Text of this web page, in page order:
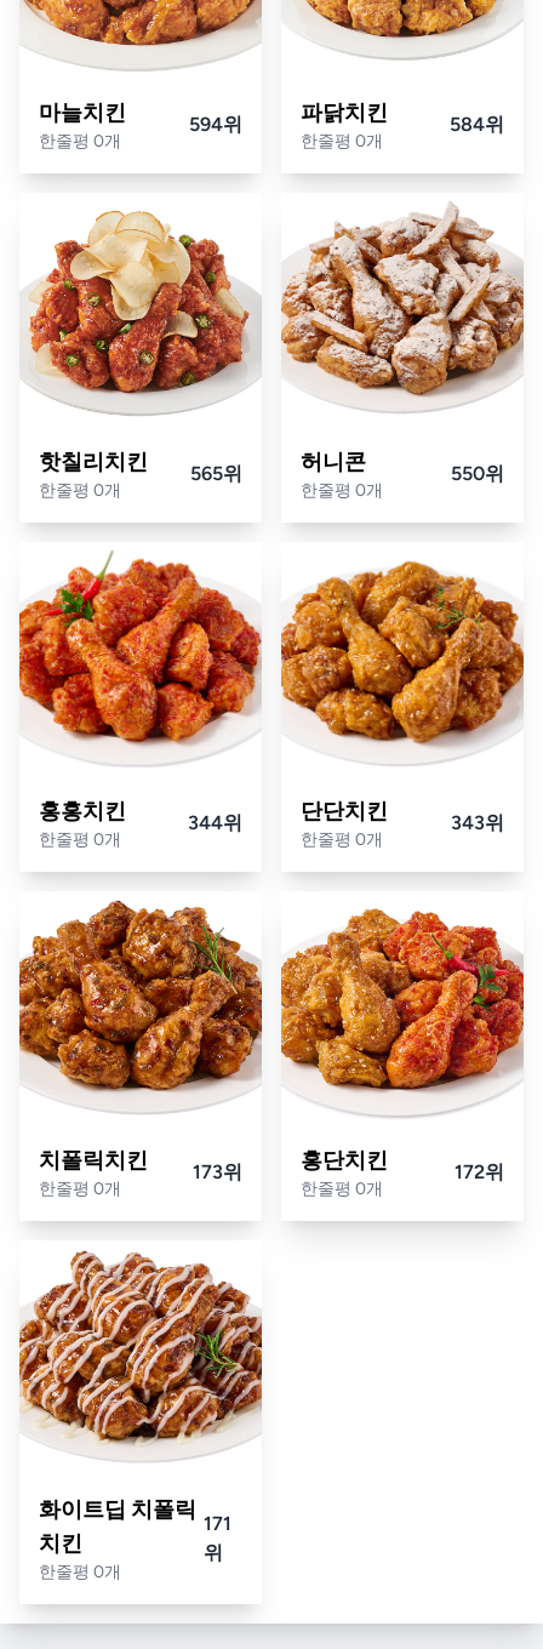
마늘치킨
한줄평 0개
594위 파닭치킨
한줄평 0개
584위
핫칠리치킨
한줄평 0개
565위 허니콘
한줄평 0개
550위
홍홍치킨
한줄평 0개
344위 단단치킨
한줄평 0개
343위
치폴릭치킨
한줄평 0개
173위 홍단치킨
한줄평 0개
172위
화이트딥 치폴릭
치킨
한줄평 0개
171
위